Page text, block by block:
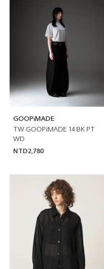
GOOPiMADE
TW GOOPiMADE 14 BK PT
WD
NTD2,780